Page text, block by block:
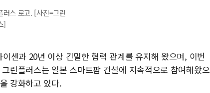
러스 로고. [사진=그린
]
센과 20년 이상 긴밀한 협력 관계를 유지해 왔으며, 이번
린플러스는 일본 스마트팜 건설에 지속적으로 참여해왔으
강화하고 있다.